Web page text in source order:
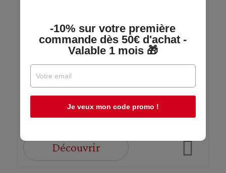
Grissini Nature - Panealba - Étui 125g
Panealba
2,29 €
Découvrir
-10% sur votre première
commande dès 50€ d'achat -
Valable 1 mois 🎁
Je veux mon code promo !